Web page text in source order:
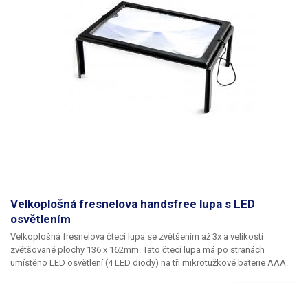
Velkoplošná fresnelova handsfree lupa s LED
osvětlením
Velkoplošná fresnelova čtecí lupa se zvětšením až 3x a velikosti
zvětšované plochy 136 x 162mm. Tato čtecí lupa má po stranách
umístěno LED osvětlení (4 LED diody) na tři mikrotužkové baterie AAA.